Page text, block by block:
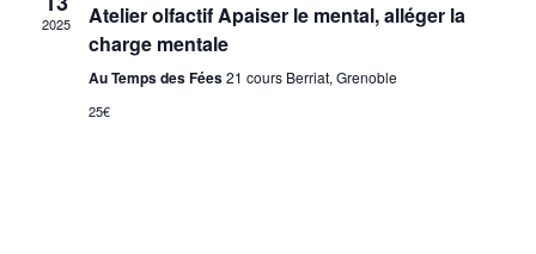
2025
Atelier olfactif Apaiser le mental, alléger la
charge mentale
Au Temps des Fées21 cours Berriat, Grenoble
25€